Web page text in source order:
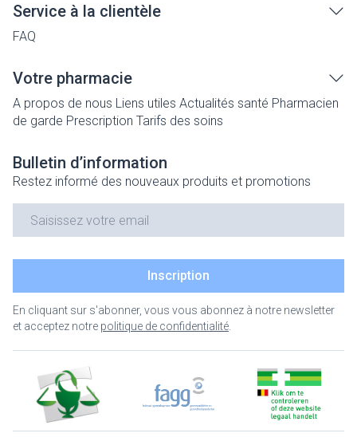
Service à la clientèle
FAQ
Votre pharmacie
A propos de nous Liens utiles Actualités santé Pharmacien
de garde Prescription Tarifs des soins
Bulletin d’information
Restez informé des nouveaux produits et promotions
Inscription
En cliquant sur s'abonner, vous vous abonnez à notre newsletter
et acceptez notre politique de confidentialité